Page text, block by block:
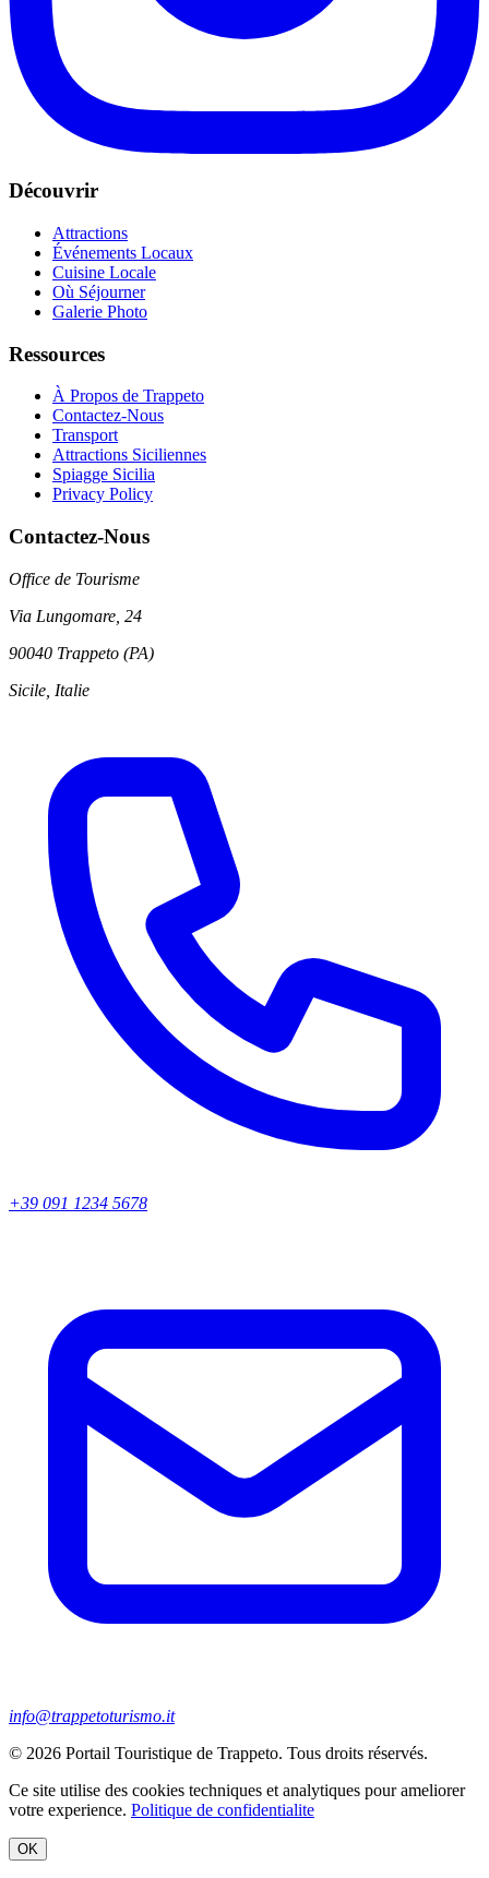
Découvrir
Attractions
Événements Locaux
Cuisine Locale
Où Séjourner
Galerie Photo
Ressources
À Propos de Trappeto
Contactez-Nous
Transport
Attractions Siciliennes
Spiagge Sicilia
Privacy Policy
Contactez-Nous
Office de Tourisme
Via Lungomare, 24
90040 Trappeto (PA)
Sicile, Italie
+39 091 1234 5678
info@trappetoturismo.it
© 2026 Portail Touristique de Trappeto. Tous droits réservés.
Ce site utilise des cookies techniques et analytiques pour ameliorer
votre experience. Politique de confidentialite
OK